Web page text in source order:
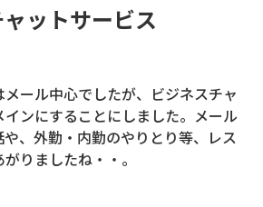
ットサービス
ール中心でしたが、ビジネスチャ
ンにすることにしました。メール
、外勤・内勤のやりとり等、レス
りましたね・・。